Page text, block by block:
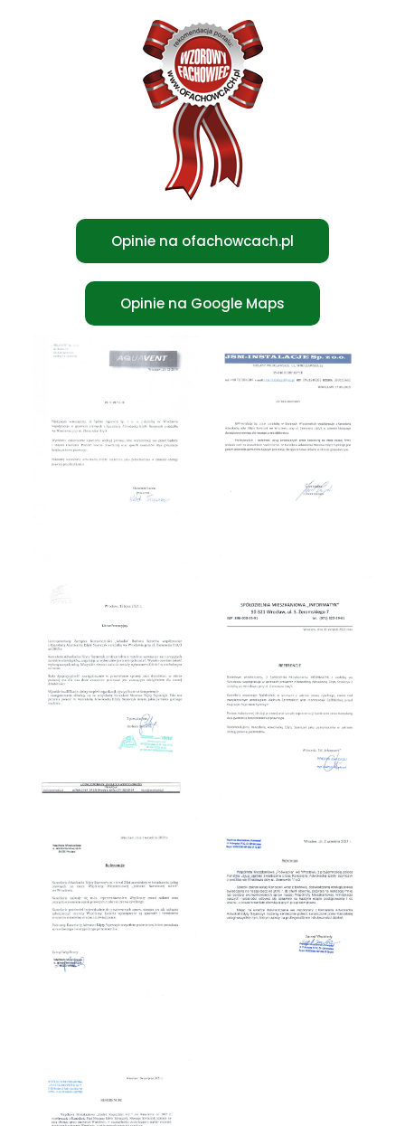
Opinie na ofachowcach.pl
Opinie na Google Maps